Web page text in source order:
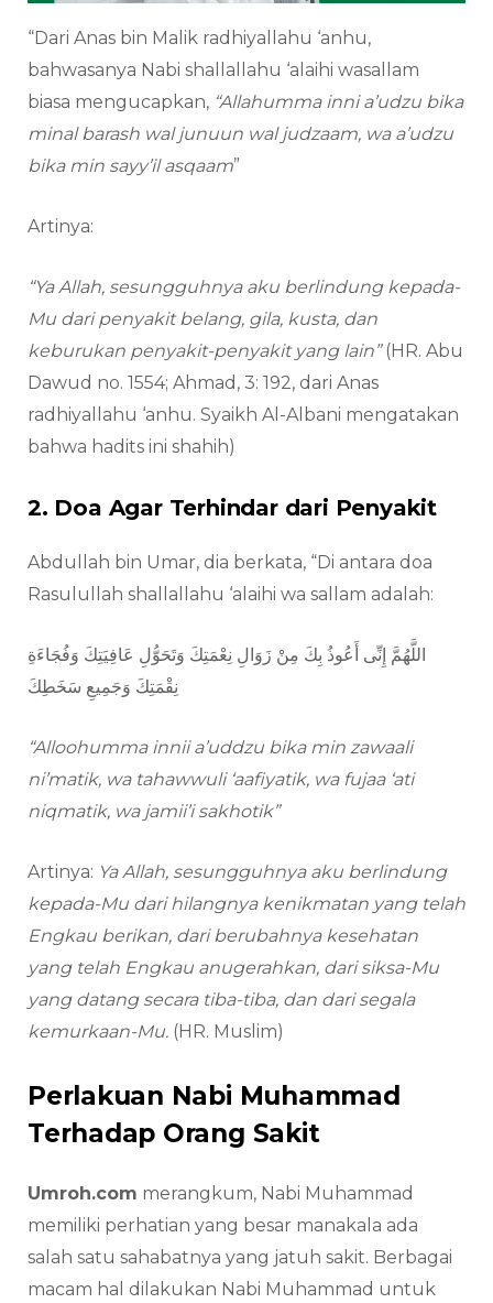
“Dari Anas bin Malik radhiyallahu ‘anhu,
bahwasanya Nabi shallallahu ‘alaihi wasallam
biasa mengucapkan, “Allahumma inni a’udzu bika
minal barash wal junuun wal judzaam, wa a’udzu
bika min sayy’il asqaam”
Artinya:
“Ya Allah, sesungguhnya aku berlindung kepada-
Mu dari penyakit belang, gila, kusta, dan
keburukan penyakit-penyakit yang lain”(HR. Abu
Dawud no. 1554; Ahmad, 3: 192, dari Anas
radhiyallahu ‘anhu. Syaikh Al-Albani mengatakan
bahwa hadits ini shahih)
2. Doa Agar Terhindar dari Penyakit
Abdullah bin Umar, dia berkata, “Di antara doa
Rasulullah shallallahu ‘alaihi wa sallam adalah:
اللَّهُمَّ إِنِّى أَعُوذُ بِكَ مِنْ زَوَالِ نِعْمَتِكَ وَتَحَوُّلِ عَافِيَتِكَ وَفُجَاءَةِ
نِقْمَتِكَ وَجَمِيعِ سَخَطِكَ
“Alloohumma innii a’uddzu bika min zawaali
ni’matik, wa tahawwuli ‘aafiyatik, wa fujaa ‘ati
niqmatik, wa jamii’i sakhotik”
Artinya: Ya Allah, sesungguhnya aku berlindung
kepada-Mu dari hilangnya kenikmatan yang telah
Engkau berikan, dari berubahnya kesehatan
yang telah Engkau anugerahkan, dari siksa-Mu
yang datang secara tiba-tiba, dan dari segala
kemurkaan-Mu. (HR. Muslim)
Perlakuan Nabi Muhammad
Terhadap Orang Sakit
Umroh.com merangkum, Nabi Muhammad
memiliki perhatian yang besar manakala ada
salah satu sahabatnya yang jatuh sakit. Berbagai
macam hal dilakukan Nabi Muhammad untuk